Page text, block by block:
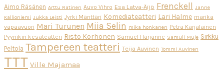
Aimo Räsänen Arttu Ratinen Auvo Vihro Esa Latva-Äijö Frenckell
Janne
Kallioniemi Jukka Leisti Jyrki Mänttäri Komediateatteri Lari Halme marika
vapaavuori Mari Turunen Miia Selin mika honkanen Petra Karjalainen
Pyynikin kesäteatteri Risto Korhonen Samuel Harjanne Samuli Muje Sirkku
Peltola Tampereen teatteri Teija Auvinen Tommi Auvinen
TTT Ville Majamaa